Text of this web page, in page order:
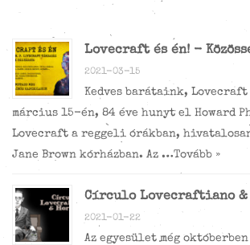
Lovecraft és én! -
2021-03-15
Kedves barátaink, Lovecraft
március 15-én, 84 éve hunyt el Howard
Lovecraft a reggeli órákban,
Jane Brown kórházban. Az …Tovább »
Círculo Lovecraftiano &
2021-01-22
Az egyesület még